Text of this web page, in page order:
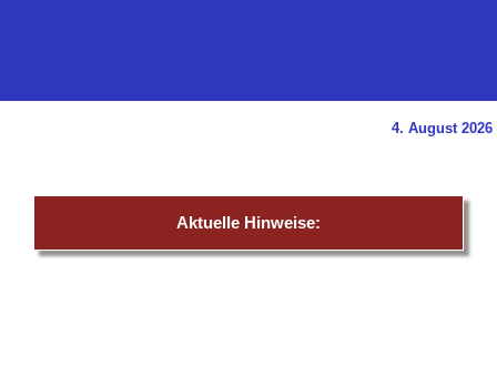
4. August 2026
Aktuelle Hinweise: